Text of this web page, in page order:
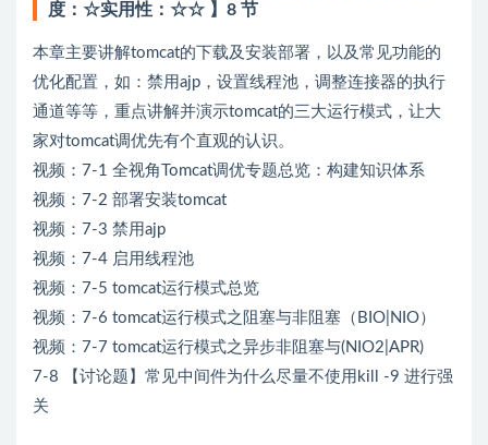
度：☆实用性：☆☆ 】8 节
本章主要讲解tomcat的下载及安装部署，以及常见功能的
优化配置，如：禁用ajp，设置线程池，调整连接器的执行
通道等等，重点讲解并演示tomcat的三大运行模式，让大
家对tomcat调优先有个直观的认识。
视频：7-1 全视角Tomcat调优专题总览：构建知识体系
视频：7-2 部署安装tomcat
视频：7-3 禁用ajp
视频：7-4 启用线程池
视频：7-5 tomcat运行模式总览
视频：7-6 tomcat运行模式之阻塞与非阻塞（BIO|NIO）
视频：7-7 tomcat运行模式之异步非阻塞与(NIO2|APR)
7-8 【讨论题】常见中间件为什么尽量不使用kill -9 进行强
关